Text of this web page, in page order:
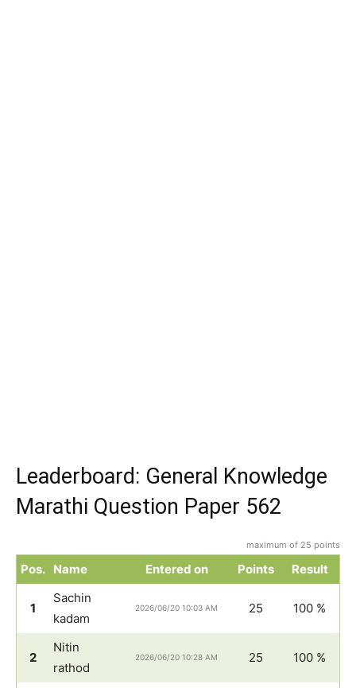
Leaderboard: General Knowledge
Marathi Question Paper 562
maximum of 25 points
Pos. Name Entered on Points Result
1
Sachin
kadam
2026/06/20 10:03 AM 25 100 %
2
Nitin
rathod
2026/06/20 10:28 AM 25 100 %